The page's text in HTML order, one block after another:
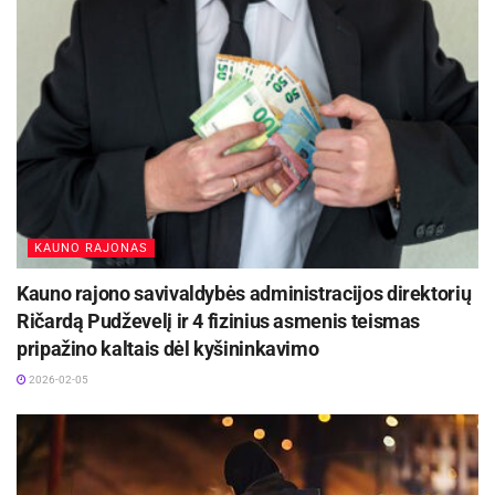
labai smarkaus lietaus atvejų, kuomet per trumpą
laikotarpį iškrenta labai didelis kritulių kiekis.
Aktualios naujienos
Vasarą suaktyvėja dviračių ir paspirtukų vagys:
ekspertai primena, kaip apsaugoti savo turtą
Dėl trikdžių „Rinkėjo puslapyje“ LVAT pratęsė
piliečių referendumo iniciatyvos įgyvendinimo
Patarimai gyventojams ir
KAUNO RAJONAS
Kauno rajono savivaldybės administracijos direktorių
Ričardą Pudževelį ir 4 fizinius asmenis teismas
pripažino kaltais dėl kyšininkavimo
2026-02-05